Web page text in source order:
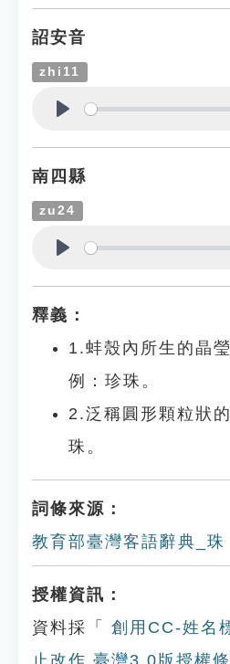
詔安音
zhi11
南四縣
zu24
釋義：
1.蚌殼內所生的晶
例：珍珠。
2.泛稱圓形顆粒狀
珠。
詞條來源：
教育部臺灣客語辭典_珠
授權資訊：
資料採「
創用CC-姓名
止改作 臺灣3.0版授權